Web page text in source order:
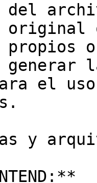
original
propios
el uso
y